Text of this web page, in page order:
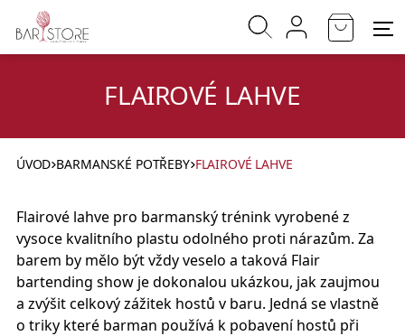
FLAIROVÉ LAHVE
ÚVOD BARMANSKÉ POTŘEBY FLAIROVÉ LAHVE
Flairové lahve pro barmanský trénink vyrobené z
vysoce kvalitního plastu odolného proti nárazům. Za
barem by mělo být vždy veselo a taková Flair
bartending show je dokonalou ukázkou, jak zaujmou
a zvýšit celkový zážitek hostů v baru. Jedná se vlastně
o triky které barman používá k pobavení hostů při